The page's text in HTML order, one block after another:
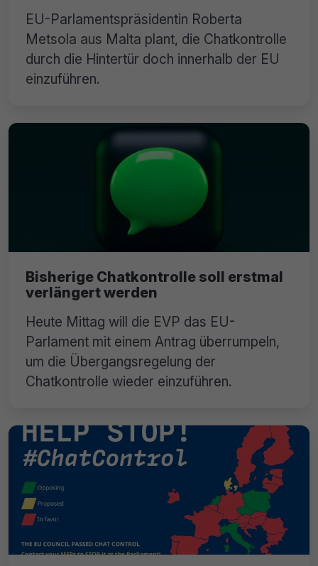
EU-Parlamentspräsidentin Roberta
Metsola aus Malta plant, die Chatkontrolle
durch die Hintertür doch innerhalb der EU
einzuführen.
Bisherige Chatkontrolle soll erstmal
verlängert werden
Heute Mittag will die EVP das EU-
Parlament mit einem Antrag überrumpeln,
um die Übergangsregelung der
Chatkontrolle wieder einzuführen.